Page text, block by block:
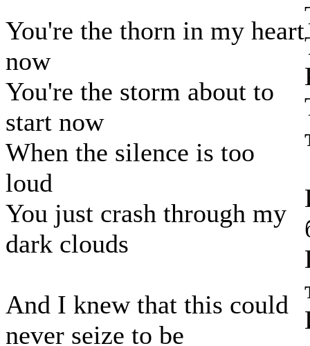
You're the thorn in my heart
now
You're the storm about to
start now
When the silence is too
loud
You just crash through my
dark clouds
And I knew that this could
never seize to be